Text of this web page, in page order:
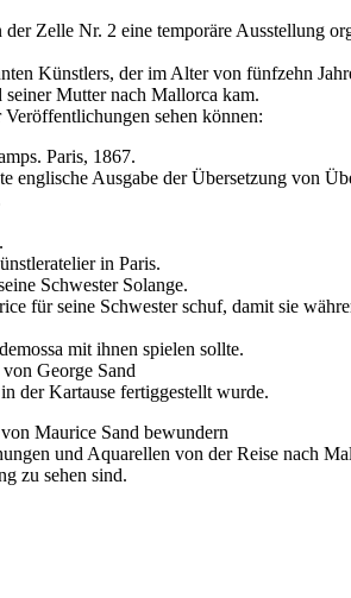
Zelle Nr. 2 eine temporäre Ausstellung
Künstlers, der im Alter von fünfzehn
Mutter nach Mallorca kam.
sehen können:
Paris, 1867.
englische Ausgabe der Übersetzung von
in Paris.
Schwester Solange.
für seine Schwester schuf, damit sie
mit ihnen spielen sollte.
George Sand
der Kartause fertiggestellt wurde.
Maurice Sand bewundern
und Aquarellen von der Reise nach
zu sehen sind.